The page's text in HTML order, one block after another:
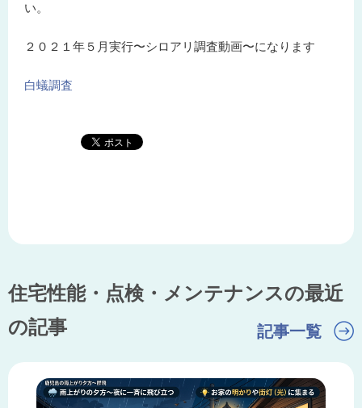
い。
２０２１年５月実行〜シロアリ調査動画〜になります
白蟻調査
住宅性能・点検・メンテナンスの最近
の記事
記事一覧